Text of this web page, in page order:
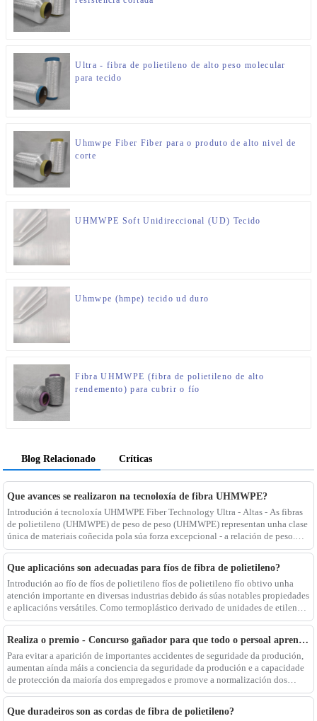
Ultra - fibra de polietileno de alto peso molecular
para tecido
Uhmwpe Fiber Fiber para o produto de alto nivel de
corte
UHMWPE Soft Unidireccional (UD) Tecido
Uhmwpe (hmpe) tecido ud duro
Fibra UHMWPE (fibra de polietileno de alto
rendemento) para cubrir o fío
Blog Relacionado Críticas
Que avances se realizaron na tecnoloxía de fibra UHMWPE?
Introdución á tecnoloxía UHMWPE Fiber Technology Ultra - Altas - As fibras
de polietileno (UHMWPE) de peso de peso (UHMWPE) representan unha clase
única de materiais coñecida pola súa forza excepcional - a relación de peso.
Estas fibras, caracterizadas por un peso molecular significativamente alto
Que aplicacións son adecuadas para fíos de fibra de polietileno?
Introdución ao fío de fíos de polietileno fíos de polietileno fío obtivo unha
atención importante en diversas industrias debido ás súas notables propiedades
e aplicacións versátiles. Como termoplástico derivado de unidades de etileno
polimerizado, é WI
Realiza o premio - Concurso gañador para que todo o persoal aprenda o coñecemento da nova lei de produción segura en 2022
Para evitar a aparición de importantes accidentes de seguridade da produción,
aumentan aínda máis a conciencia da seguridade da produción e a capacidade
de protección da maioría dos empregados e promove a normalización dos
traballos de seguridade da produción, de acordo
Que duradeiros son as cordas de fibra de polietileno?